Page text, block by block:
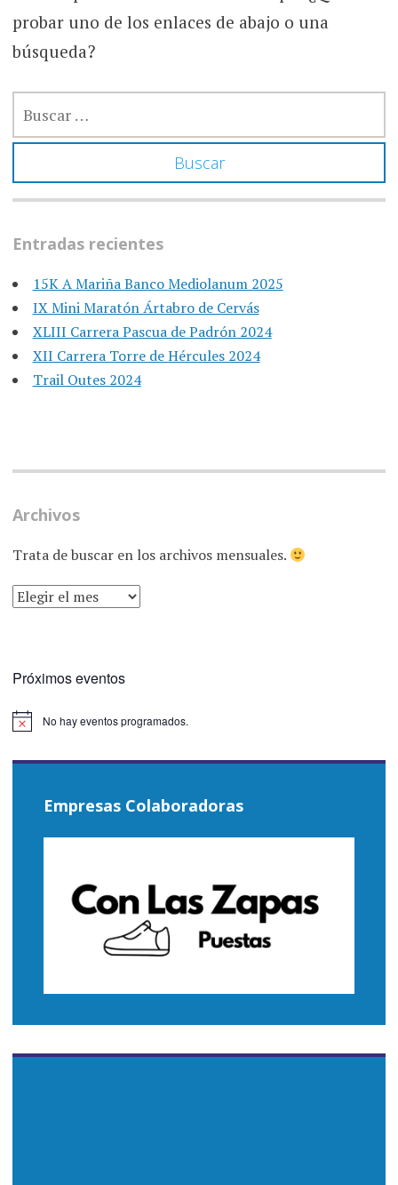
probar uno de los enlaces de abajo o una
búsqueda?
Entradas recientes
15K A Mariña Banco Mediolanum 2025
IX Mini Maratón Ártabro de Cervás
XLIII Carrera Pascua de Padrón 2024
XII Carrera Torre de Hércules 2024
Trail Outes 2024
Archivos
Trata de buscar en los archivos mensuales.
ARCHIVOS
Próximos eventos
Aviso No hay eventos programados.
Empresas Colaboradoras